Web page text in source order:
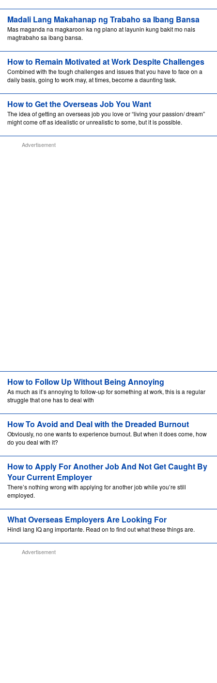
Madali Lang Makahanap ng Trabaho sa Ibang Bansa
Mas maganda na magkaroon ka ng plano at layunin kung bakit mo nais
magtrabaho sa ibang bansa.
How to Remain Motivated at Work Despite Challenges
Combined with the tough challenges and issues that you have to face on a
daily basis, going to work may, at times, become a daunting task.
How to Get the Overseas Job You Want
The idea of getting an overseas job you love or “living your passion/ dream”
might come off as idealistic or unrealistic to some, but it is possible.
Advertisement
How to Follow Up Without Being Annoying
As much as it’s annoying to follow-up for something at work, this is a regular
struggle that one has to deal with
How To Avoid and Deal with the Dreaded Burnout
Obviously, no one wants to experience burnout. But when it does come, how
do you deal with it?
How to Apply For Another Job And Not Get Caught By
Your Current Employer
There’s nothing wrong with applying for another job while you’re still
employed.
What Overseas Employers Are Looking For
Hindi lang IQ ang importante. Read on to find out what these things are.
Advertisement